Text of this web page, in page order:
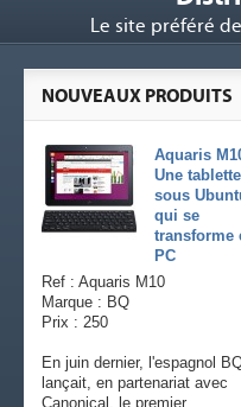
Le site préféré
NOUVEAUX PRODUITS
Aquaris
Une tablette
sous
qui se
transforme
PC
Ref : Aquaris M10
Marque : BQ
Prix : 250
En juin dernier, l'espagnol
lançait, en partenariat avec
Canonical, le premier